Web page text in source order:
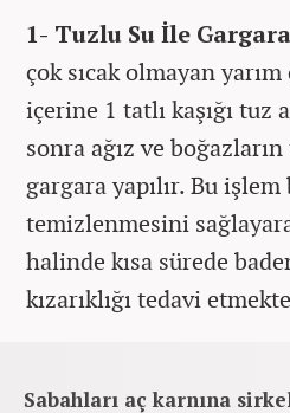
1- Tuzlu Su İle
çok sıcak olmayan
içerine 1 tatlı kaşığı tuz
sonra ağız ve
gargara yapılır. Bu
temizlenmesini
halinde kısa sürede
kızarıklığı tedavi
Sabahları aç karnına